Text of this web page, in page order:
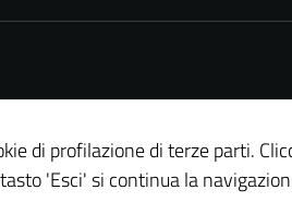
di profilazione di terze parti.
'Esci' si continua la